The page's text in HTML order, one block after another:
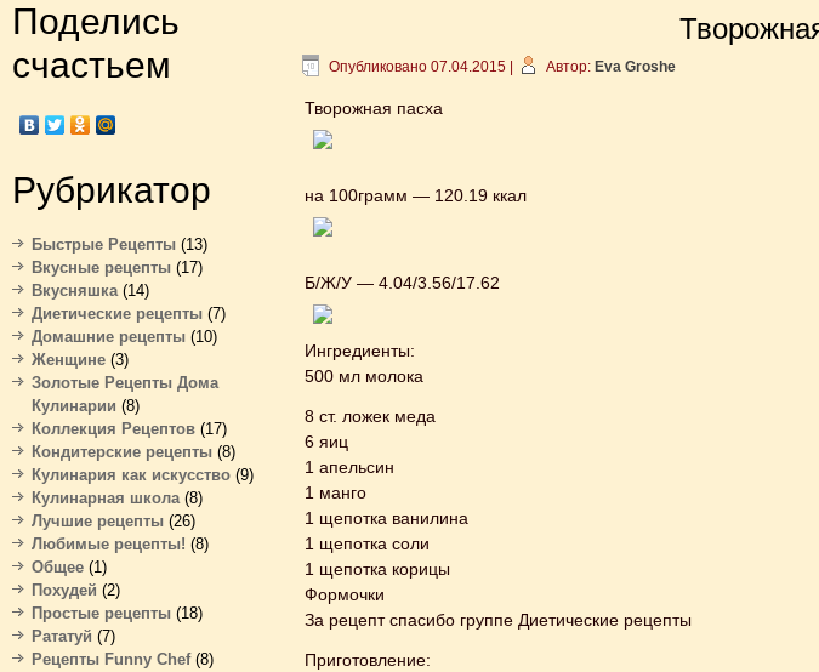
Поделись
счастьем
Рубрикатор
Быстрые Рецепты (13)
Вкусные рецепты (17)
Вкусняшка(14)
Диетические рецепты (7)
Домашние рецепты (10)
Женщине (3)
Золотые Рецепты Дома
Кулинарии (8)
Коллекция Рецептов (17)
Кондитерские рецепты (8)
Кулинария как искусство (9)
Кулинарная школа(8)
Лучшие рецепты (26)
Любимые рецепты! (8)
Общее (1)
Похудей (2)
Простые рецепты (18)
Рататуй (7)
Рецепты Funny Chef(8)
Опубликовано 07.04.2015 Автор: Eva Groshe
Творожная пасха
на 100грамм — 120.19 ккал
Б/Ж/У — 4.04/3.56/17.62
Ингредиенты:
500 мл молока
8 ст. ложек меда
6 яиц
1 апельсин
1 манго
1 щепотка ванилина
1 щепотка соли
1 щепотка корицы
Формочки
За рецепт спасибо группе Диетические рецепты
Приготовление: